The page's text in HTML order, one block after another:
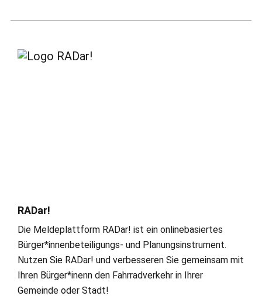
RADar!
Die Meldeplattform RADar! ist ein onlinebasiertes
Bürger*innenbeteiligungs- und Planungsinstrument.
Nutzen Sie RADar! und verbesseren Sie gemeinsam mit
Ihren Bürger*inenn den Fahrradverkehr in Ihrer
Gemeinde oder Stadt!